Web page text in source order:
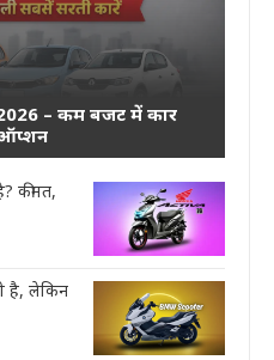
– कम बजट में कार
कीमत,
है, लेकिन